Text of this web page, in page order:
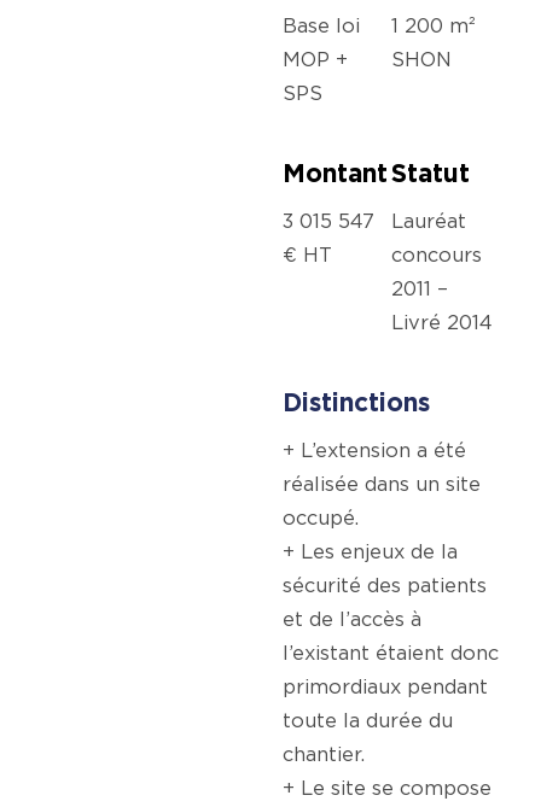
Base loi
MOP +
SPS
1 200 m²
SHON
Montant
3 015 547
€ HT
Statut
Lauréat
concours
2011 –
Livré 2014
Distinctions
+ L’extension a été
réalisée dans un site
occupé.
+ Les enjeux de la
sécurité des patients
et de l’accès à
l’existant étaient donc
primordiaux pendant
toute la durée du
chantier.
+ Le site se compose